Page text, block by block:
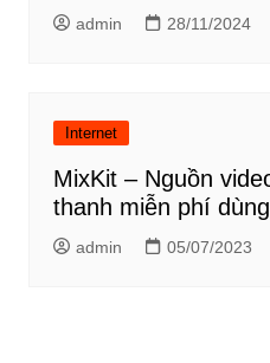
admin 28/11/2024
Internet
MixKit – Nguồn
thanh miễn phí
admin 05/07/2023